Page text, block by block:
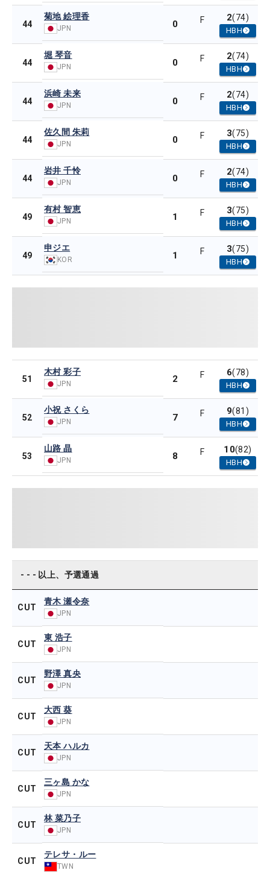
44
菊地 絵理香
JPN 0 F 2(74)
HBH
44
堀 琴音
JPN 0 F 2(74)
HBH
44
浜崎 未来
JPN 0 F 2(74)
HBH
44
佐久間 朱莉
JPN 0 F 3(75)
HBH
44
岩井 千怜
JPN 0 F 2(74)
HBH
49
有村 智恵
JPN 1 F 3(75)
HBH
49
申ジエ
KOR 1 F 3(75)
HBH
51
木村 彩子
JPN 2 F 6(78)
HBH
52
小祝 さくら
JPN 7 F 9(81)
HBH
53
山路 晶
JPN 8 F 10(82)
HBH
- - - 以上、予選通過
CUT
青木 瀬令奈
JPN
CUT
東 浩子
JPN
CUT
野澤 真央
JPN
CUT
大西 葵
JPN
CUT
天本 ハルカ
JPN
CUT
三ヶ島 かな
JPN
CUT
林 菜乃子
JPN
CUT
テレサ・ルー
TWN